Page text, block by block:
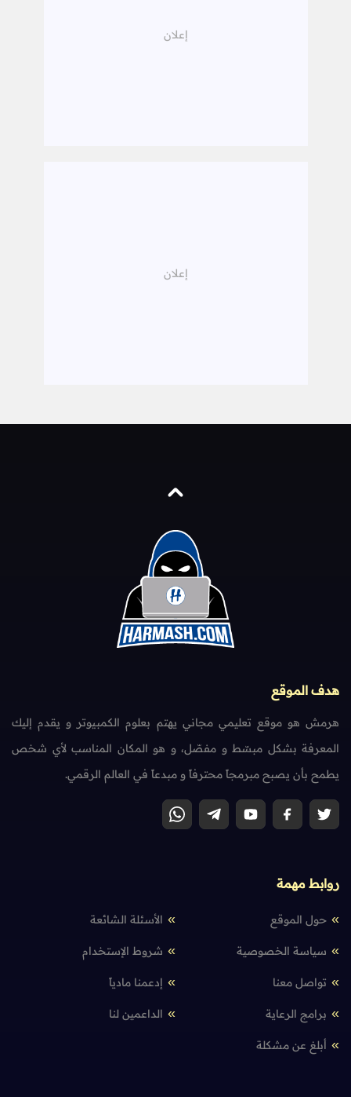
هدف الموقع
هرمش هو موقع تعليمي مجاني يهتم بعلوم الكمبيوتر و يقدم إليك
المعرفة بشكل مبسّط و مفصّل، و هو المكان المناسب لأي شخص
يطمح بأن يصبح مبرمجاً محترفاً و مبدعاً في العالم الرقمي.
روابط مهمة
حول الموقع الأسئلة الشائعة
سياسة الخصوصية شروط الإستخدام
تواصل معنا إدعمنا مادياً
برامج الرعاية الداعمين لنا
أبلغ عن مشكلة